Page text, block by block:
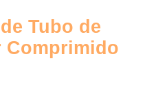
Tubo de
Comprimido